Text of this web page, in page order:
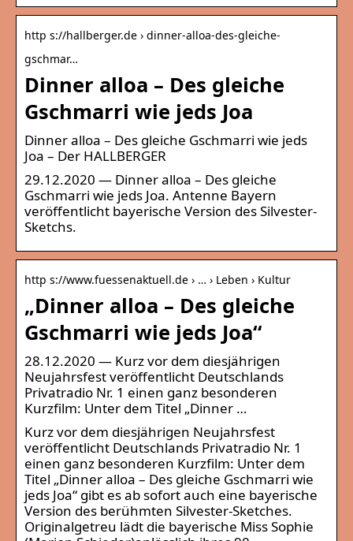
http s://hallberger.de › dinner-alloa-des-gleiche-
gschmar…
Dinner alloa – Des gleiche
Gschmarri wie jeds Joa
Dinner alloa – Des gleiche Gschmarri wie jeds
Joa – Der HALLBERGER
29.12.2020 — Dinner alloa – Des gleiche
Gschmarri wie jeds Joa. Antenne Bayern
veröffentlicht bayerische Version des Silvester-
Sketchs.
http s://www.fuessenaktuell.de › … › Leben › Kultur
„Dinner alloa – Des gleiche
Gschmarri wie jeds Joa“
28.12.2020 — Kurz vor dem diesjährigen
Neujahrsfest veröffentlicht Deutschlands
Privatradio Nr. 1 einen ganz besonderen
Kurzfilm: Unter dem Titel „Dinner …
Kurz vor dem diesjährigen Neujahrsfest
veröffentlicht Deutschlands Privatradio Nr. 1
einen ganz besonderen Kurzfilm: Unter dem
Titel „Dinner alloa – Des gleiche Gschmarri wie
jeds Joa“ gibt es ab sofort auch eine bayerische
Version des berühmten Silvester-Sketches.
Originalgetreu lädt die bayerische Miss Sophie